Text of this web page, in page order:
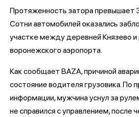
Протяженность затора превышает
Сотни автомобилей оказались
участке между деревней Князево и
воронежского аэропорта.
Как сообщает BAZA, причиной
состояние водителя грузовика. По
информации, мужчина уснул за
не справился с управлением, после